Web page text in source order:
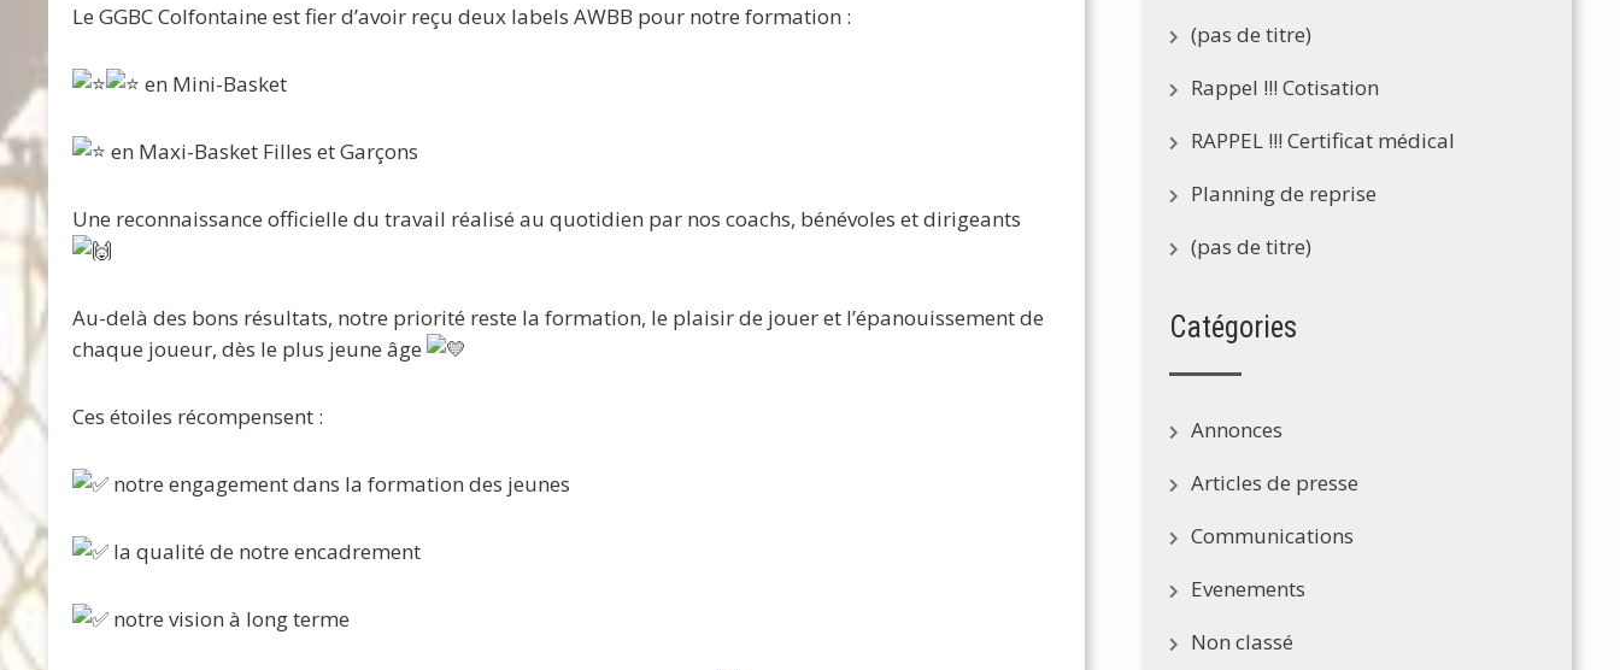
Le GGBC Colfontaine est fier d’avoir reçu deux labels AWBB pour notre formation :
en Mini-Basket
en Maxi-Basket Filles et Garçons
Une reconnaissance officielle du travail réalisé au quotidien par nos coachs, bénévoles et dirigeants
Au-delà des bons résultats, notre priorité reste la formation, le plaisir de jouer et l’épanouissement de
chaque joueur, dès le plus jeune âge
Ces étoiles récompensent :
notre engagement dans la formation des jeunes
la qualité de notre encadrement
notre vision à long terme
(pas de titre)
Rappel !!! Cotisation
RAPPEL !!! Certificat médical
Planning de reprise
(pas de titre)
Catégories
Annonces
Articles de presse
Communications
Evenements
Non classé